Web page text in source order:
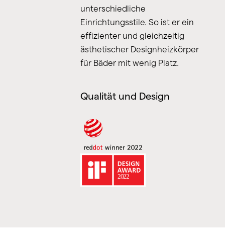
unterschiedliche
Einrichtungsstile. So ist er ein
effizienter und gleichzeitig
ästhetischer Designheizkörper
für Bäder mit wenig Platz.
Qualität und Design